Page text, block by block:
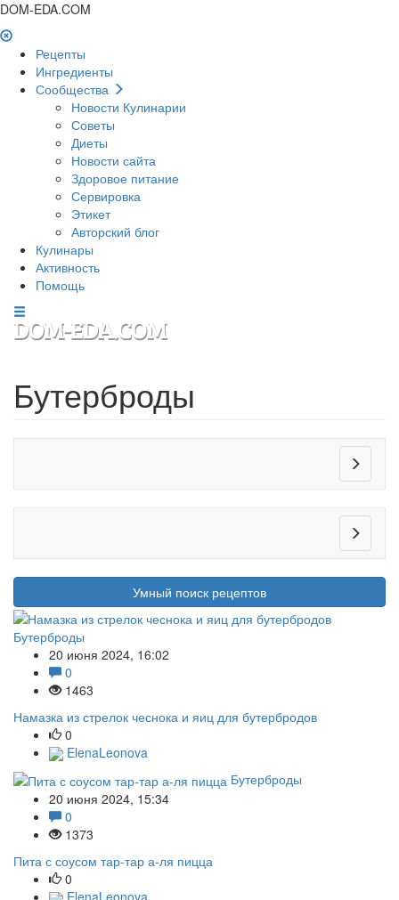
DOM-EDA.COM
Рецепты
Ингредиенты
Сообщества
Новости Кулинарии
Советы
Диеты
Новости сайта
Здоровое питание
Сервировка
Этикет
Авторский блог
Кулинары
Активность
Помощь
Бутерброды
Умный поиск рецептов
Бутерброды
20 июня 2024, 16:02
0
1463
Намазка из стрелок чеснока и яиц для бутербродов
0
ElenaLeonova
Бутерброды
20 июня 2024, 15:34
0
1373
Пита с соусом тар-тар а-ля пицца
0